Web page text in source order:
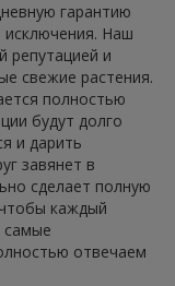
гарантию
исключения. Наш
репутацией и
свежие растения.
полностью
будут долго
и дарить
завянет в
сделает полную
каждый
самые
отвечаем